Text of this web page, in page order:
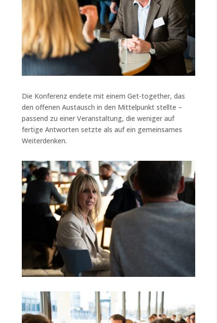
Die Konferenz endete mit einem Get-together, das
den offenen Austausch in den Mittelpunkt stellte –
passend zu einer Veranstaltung, die weniger auf
fertige Antworten setzte als auf ein gemeinsames
Weiterdenken.